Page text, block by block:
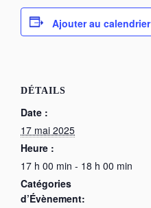
Ajouter au calendrier
DÉTAILS
Date :
17 mai 2025
Heure :
17 h 00 min - 18 h 00 min
Catégories
d’Évènement: